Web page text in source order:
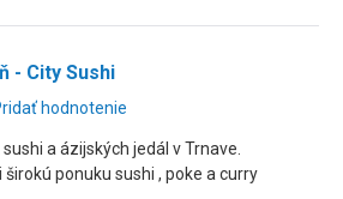
- City Sushi
hodnotenie
a ázijských jedál v Trnave.
ponuku sushi , poke a curry